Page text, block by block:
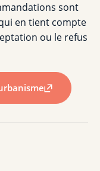
sont
en tient compte
ou le refus